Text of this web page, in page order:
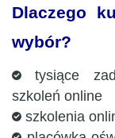
Dlaczego
wybór?
tysiące
szkoleń online
szkolenia